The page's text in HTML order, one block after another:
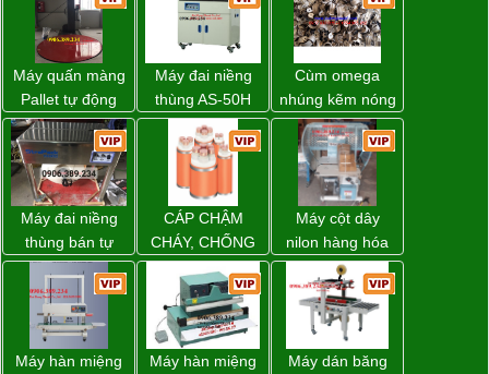
Máy quấn màng
Pallet tự động
WP-55 xuất xứ
Đài Loan
Máy đai niềng
thùng AS-50H
Wellpack
Cùm omega
nhúng kẽm nóng
Máy đai niềng
thùng bán tự
động D53XS2
của hãng
Strapack Nhật
CÁP CHẬM
CHÁY, CHỐNG
CHÁY
Máy cột dây
nilon hàng hóa
model CY-100
Máy hàn miệng
Máy hàn miệng
Máy dán băng